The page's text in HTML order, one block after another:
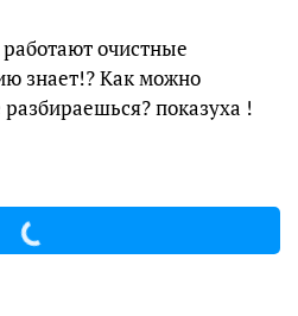
очистные
знает!? Как можно
показуха !